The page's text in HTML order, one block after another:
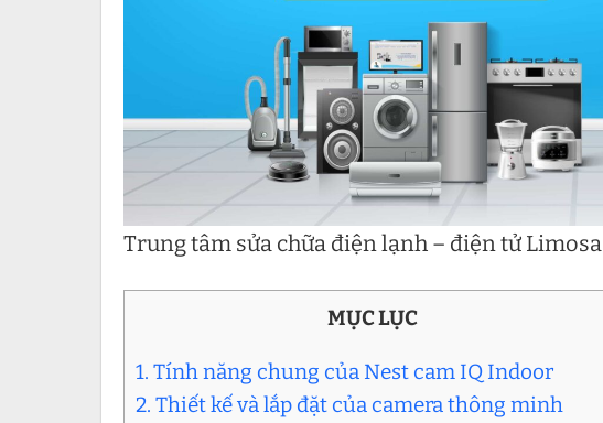
Trung tâm sửa chữa điện lạnh – điện tử Limosa
MỤC LỤC
1. Tính năng chung của Nest cam IQ Indoor
2. Thiết kế và lắp đặt của camera thông minh